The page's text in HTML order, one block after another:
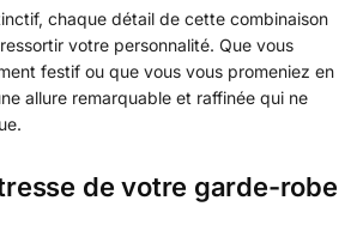
chaque détail de cette combinaison
votre personnalité. Que vous
festif ou que vous vous promeniez en
allure remarquable et raffinée qui ne
de votre garde-robe